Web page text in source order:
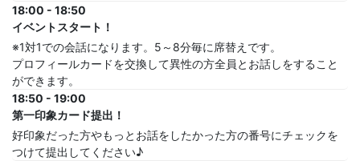
18:00 - 18:50
イベントスタート！
※1対1での会話になります。5～8分毎に席替えです。
プロフィールカードを交換して異性の方全員とお話しをすること
ができます。
18:50 - 19:00
第一印象カード提出！
好印象だった方やもっとお話をしたかった方の番号にチェックを
つけて提出してください♪